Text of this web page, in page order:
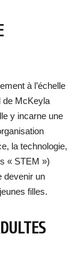
à l’échelle
de McKeyla
y incarne une
la technologie,
« STEM »)
devenir un
filles.